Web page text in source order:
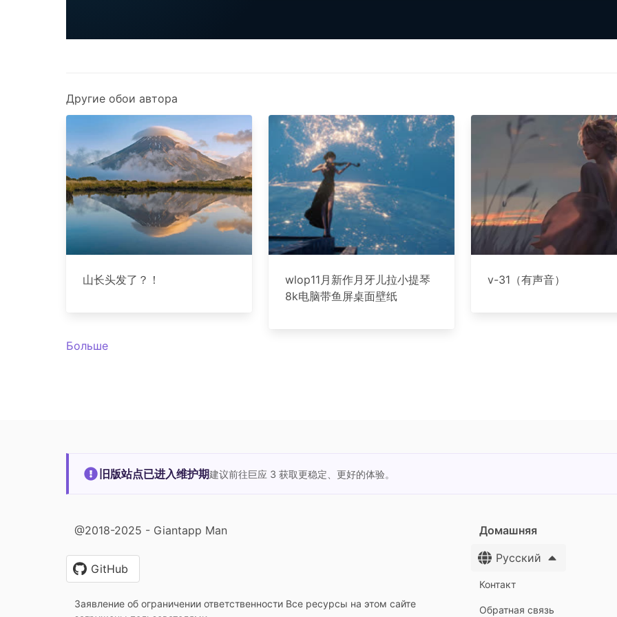
Другие обои автора
山长头发了？！
wlop11月新作月牙儿拉小提琴
8k电脑带鱼屏桌面壁纸
v-31（有声音）
Больше
旧版站点已进入维护期建议前往巨应 3 获取更稳定、更好的体验。
@2018-2025 - Giantapp Man
GitHub
Заявление об ограничении ответственности Все ресурсы на этом сайте
Домашняя
Русский
Контакт
Обратная связь